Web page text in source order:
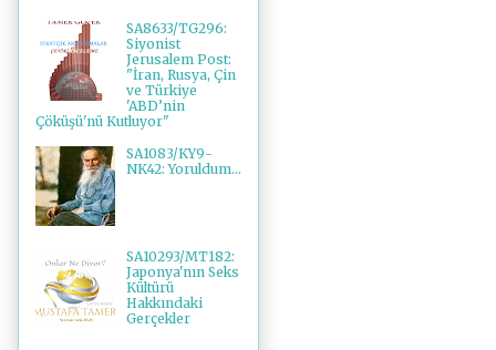
SA8633/TG296:
Siyonist
Jerusalem Post:
"İran, Rusya, Çin
ve Türkiye
'ABD’nin
Çöküşü'nü Kutluyor"
SA1083/KY9-
NK42: Yoruldum...
SA10293/MT182:
Japonya'nın Seks
Kültürü
Hakkındaki
Gerçekler